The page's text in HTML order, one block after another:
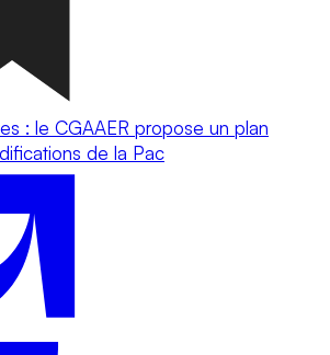
: le CGAAER propose un plan
de la Pac